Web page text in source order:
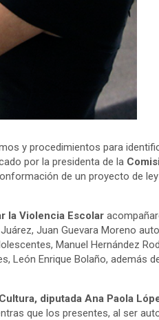
y procedimientos para
por la presidenta de la
de un proyecto de
la Violencia Escolar
Juan Guevara Moreno
Manuel Hernández
León Enrique Bolaño, además
diputada Ana Paola
que los presentes, al ser